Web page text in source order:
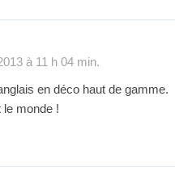
à 11 h 04 min.
en déco haut de gamme.
le monde !